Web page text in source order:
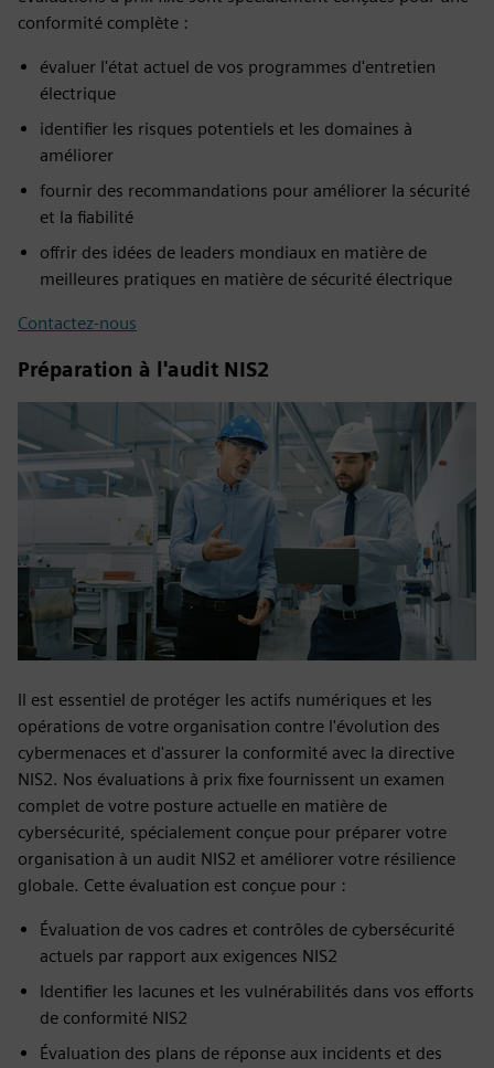
conformité complète :
évaluer l'état actuel de vos programmes d'entretien
électrique
identifier les risques potentiels et les domaines à
améliorer
fournir des recommandations pour améliorer la sécurité
et la fiabilité
offrir des idées de leaders mondiaux en matière de
meilleures pratiques en matière de sécurité électrique
Contactez-nous
Préparation à l'audit NIS2
Il est essentiel de protéger les actifs numériques et les
opérations de votre organisation contre l'évolution des
cybermenaces et d'assurer la conformité avec la directive
NIS2. Nos évaluations à prix fixe fournissent un examen
complet de votre posture actuelle en matière de
cybersécurité, spécialement conçue pour préparer votre
organisation à un audit NIS2 et améliorer votre résilience
globale. Cette évaluation est conçue pour :
Évaluation de vos cadres et contrôles de cybersécurité
actuels par rapport aux exigences NIS2
Identifier les lacunes et les vulnérabilités dans vos efforts
de conformité NIS2
Évaluation des plans de réponse aux incidents et des